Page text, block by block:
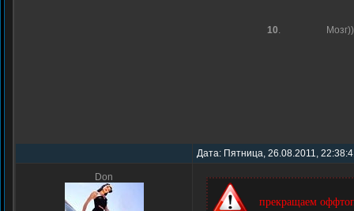
10.
Дата: Пятница, 26.08.2011,
Don
прекращаем